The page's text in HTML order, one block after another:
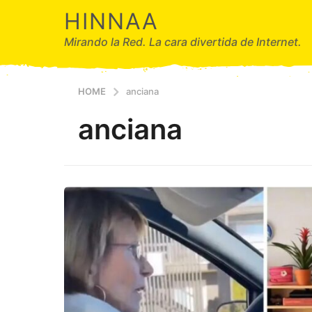
HINNAA
Mirando la Red. La cara divertida de Internet.
HOME anciana
anciana